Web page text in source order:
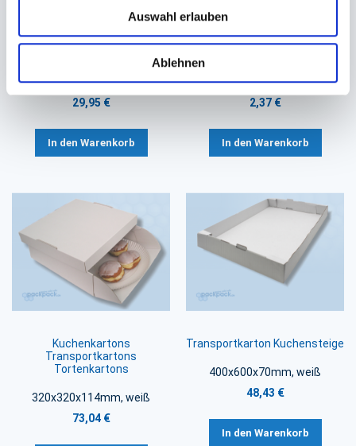
Auswahl erlauben
Ablehnen
Erfrischungstücher,
71x51mm
29,95 €
In den Warenkorb
Clipfix Verschlussclips
8x33mm vorgebogen
2,37 €
In den Warenkorb
Kuchenkartons
Transportkartons
Tortenkartons
320x320x114mm, weiß
73,04 €
Transportkarton Kuchensteige
400x600x70mm, weiß
48,43 €
In den Warenkorb